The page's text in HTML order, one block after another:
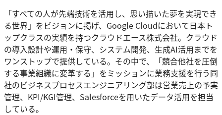
「すべての人が先端技術を活用し、思い描いた夢を実現でき
る世界」をビジョンに掲げ、Google Cloudにおいて日本ト
ップクラスの実績を持つクラウドエース株式会社。クラウド
の導入設計や運用・保守、システム開発、生成AI活用までを
ワンストップで提供している。その中で、「競合他社を圧倒
する事業組織に変革する」をミッションに業務支援を行う同
社のビジネスプロセスエンジニアリング部は営業売上の予実
管理、KPI/KGI管理、Salesforceを用いたデータ活用を担当
している。